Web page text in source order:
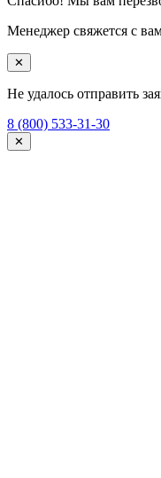
Менеджер свяжется с
✕
Не удалось отправить
8 (800) 533-31-30
✕